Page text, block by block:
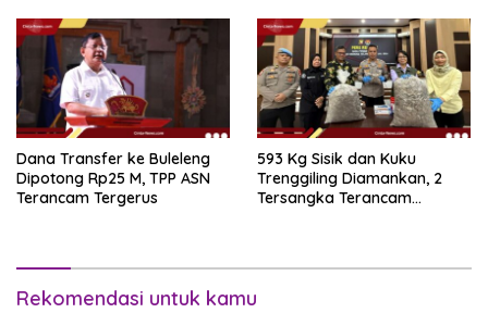
Dana Transfer ke Buleleng
Dipotong Rp25 M, TPP ASN
Terancam Tergerus
593 Kg Sisik dan Kuku
Trenggiling Diamankan, 2
Tersangka Terancam
Rekomendasi untuk kamu